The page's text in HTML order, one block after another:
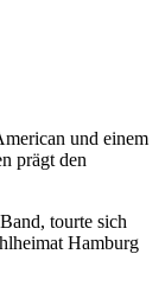
und einem
prägt den
tourte sich
Hamburg